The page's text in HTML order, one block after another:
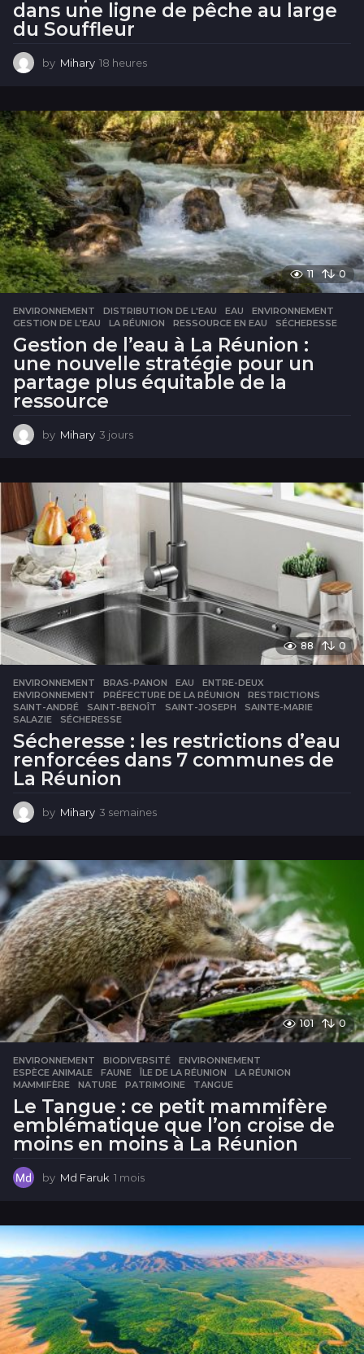
dans une ligne de pêche au large
du Souffleur
by Mihary 18 heures
e
u
r
e
s
11 0
ENVIRONNEMENT DISTRIBUTION DE L'EAU ,EAU ,ENVIRONNEMENT
GESTION DE L'EAU
,LA RÉUNION ,RESSOURCE EN EAU ,SÉCHERESSE
Gestion de l’eau à La Réunion :
une nouvelle stratégie pour un
partage plus équitable de la
ressource
by Mihary 3 jours
u
r
88 0
ENVIRONNEMENT BRAS-PANON ,EAU ,ENTRE-DEUX
ENVIRONNEMENT
,PRÉFECTURE DE LA RÉUNION ,RESTRICTIONS
SAINT-ANDRÉ
,SAINT-BENOÎT ,SAINT-JOSEPH ,SAINTE-MARIE
SALAZIE
,SÉCHERESSE
Sécheresse : les restrictions d’eau
renforcées dans 7 communes de
La Réunion
by Mihary 3 semaines
m
a
i
n
e
s
101 0
ENVIRONNEMENT BIODIVERSITÉ ,ENVIRONNEMENT
ESPÈCE ANIMALE
,FAUNE ,ÎLE DE LA RÉUNION ,LA RÉUNION
MAMMIFÈRE
,NATURE ,PATRIMOINE ,TANGUE
Le Tangue : ce petit mammifère
emblématique que l’on croise de
moins en moins à La Réunion
by Md Faruk 1 mois
i
s